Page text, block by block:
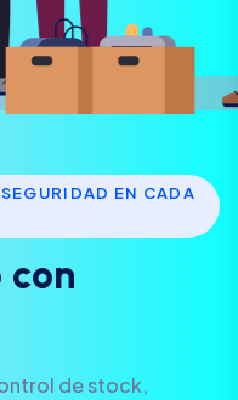
EN CADA
con
de stock,